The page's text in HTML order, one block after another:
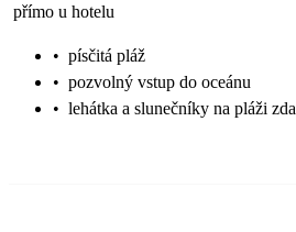
přímo u hotelu
• písčitá pláž
• pozvolný vstup do oceánu
• lehátka a slunečníky na pláži